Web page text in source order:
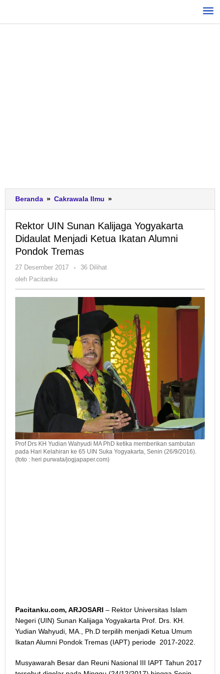
konten
Beranda » Cakrawala Ilmu »
UIN
Kalijaga
Yogyakarta
Alumni
Tremas
Rektor UIN Sunan Kalijaga Yogyakarta
Didaulat Menjadi Ketua Ikatan Alumni
Pondok Tremas
27 Desember 2017
oleh
-
36 Dilihat
oleh Pacitanku
Prof Drs KH Yudian Wahyudi MA PhD ketika memberikan sambutan
pada Hari Kelahiran ke 65 UIN Suka Yogyakarta, Senin (26/9/2016).
(foto : heri purwata/jogjapaper.com)
Pacitanku.com, ARJOSARI – Rektor Universitas Islam
Negeri (UIN) Sunan Kalijaga Yogyakarta Prof. Drs. KH.
Yudian Wahyudi, MA., Ph.D terpilih menjadi Ketua Umum
Ikatan Alumni Pondok Tremas (IAPT) periode 2017-2022.
Musyawarah Besar dan Reuni Nasional III IAPT Tahun 2017